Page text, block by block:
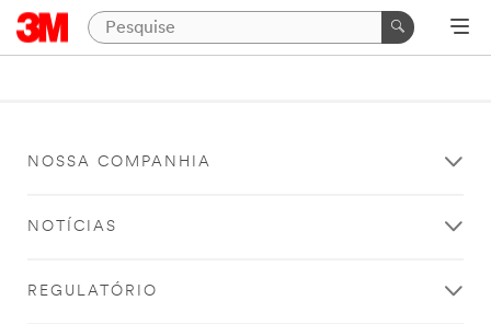
NOSSA COMPANHIA
NOTÍCIAS
REGULATÓRIO